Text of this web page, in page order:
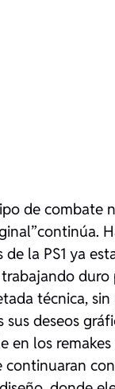
de combate
continúa.
de la PS1 ya
técnica,
deseos
en los remakes
continuaran